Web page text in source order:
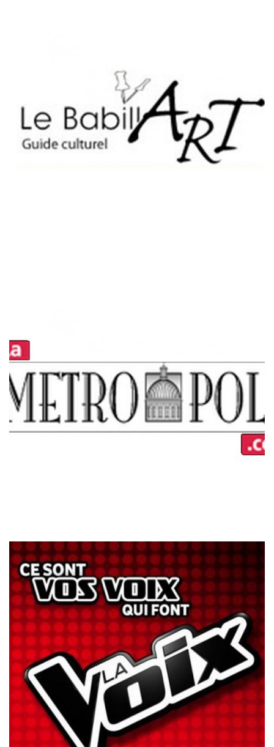
LE BABILLART
LA MÉTROPOLE
LA VOIX